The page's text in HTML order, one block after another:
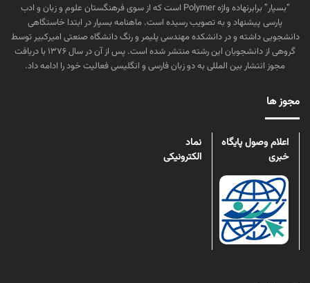
“بسپار” برابرنهاده واژه Polymer است که از سوی فرهنگستان علوم و زبان و ادب
پارسی پیشنهاد و به تصویب رسیده است. ماهنامه بسپار در ابتدا خاستگاهی
دانشجویی داشته و در دانشکده مهندسی پلیمر و رنگ دانشگاه صنعتی امیرکبیر توسط
گروهی از دانشجویان این رشته منتشر شده است. پس از آن در سال ۱۳۷۶ با دریافت
مجوز انتشار بین المللی به دو زبان فارسی و انگلیسی فعالیت خود را ادامه داد.
مجوز ها
اعلام وصول پایگاه
خبری
نماد
الکترونیکی